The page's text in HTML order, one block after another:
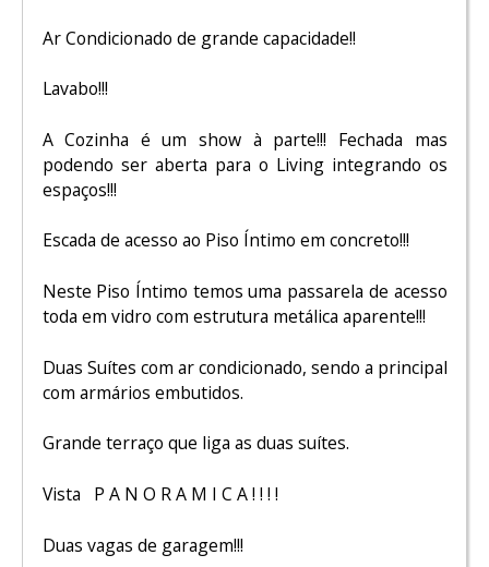
Ar Condicionado de grande capacidade!!
Lavabo!!!
A Cozinha é um show à parte!!! Fechada mas
podendo ser aberta para o Living integrando os
espaços!!!
Escada de acesso ao Piso Íntimo em concreto!!!
Neste Piso Íntimo temos uma passarela de acesso
toda em vidro com estrutura metálica aparente!!!
Duas Suítes com ar condicionado, sendo a principal
com armários embutidos.
Grande terraço que liga as duas suítes.
Vista P A N O R A M I C A ! ! ! !
Duas vagas de garagem!!!